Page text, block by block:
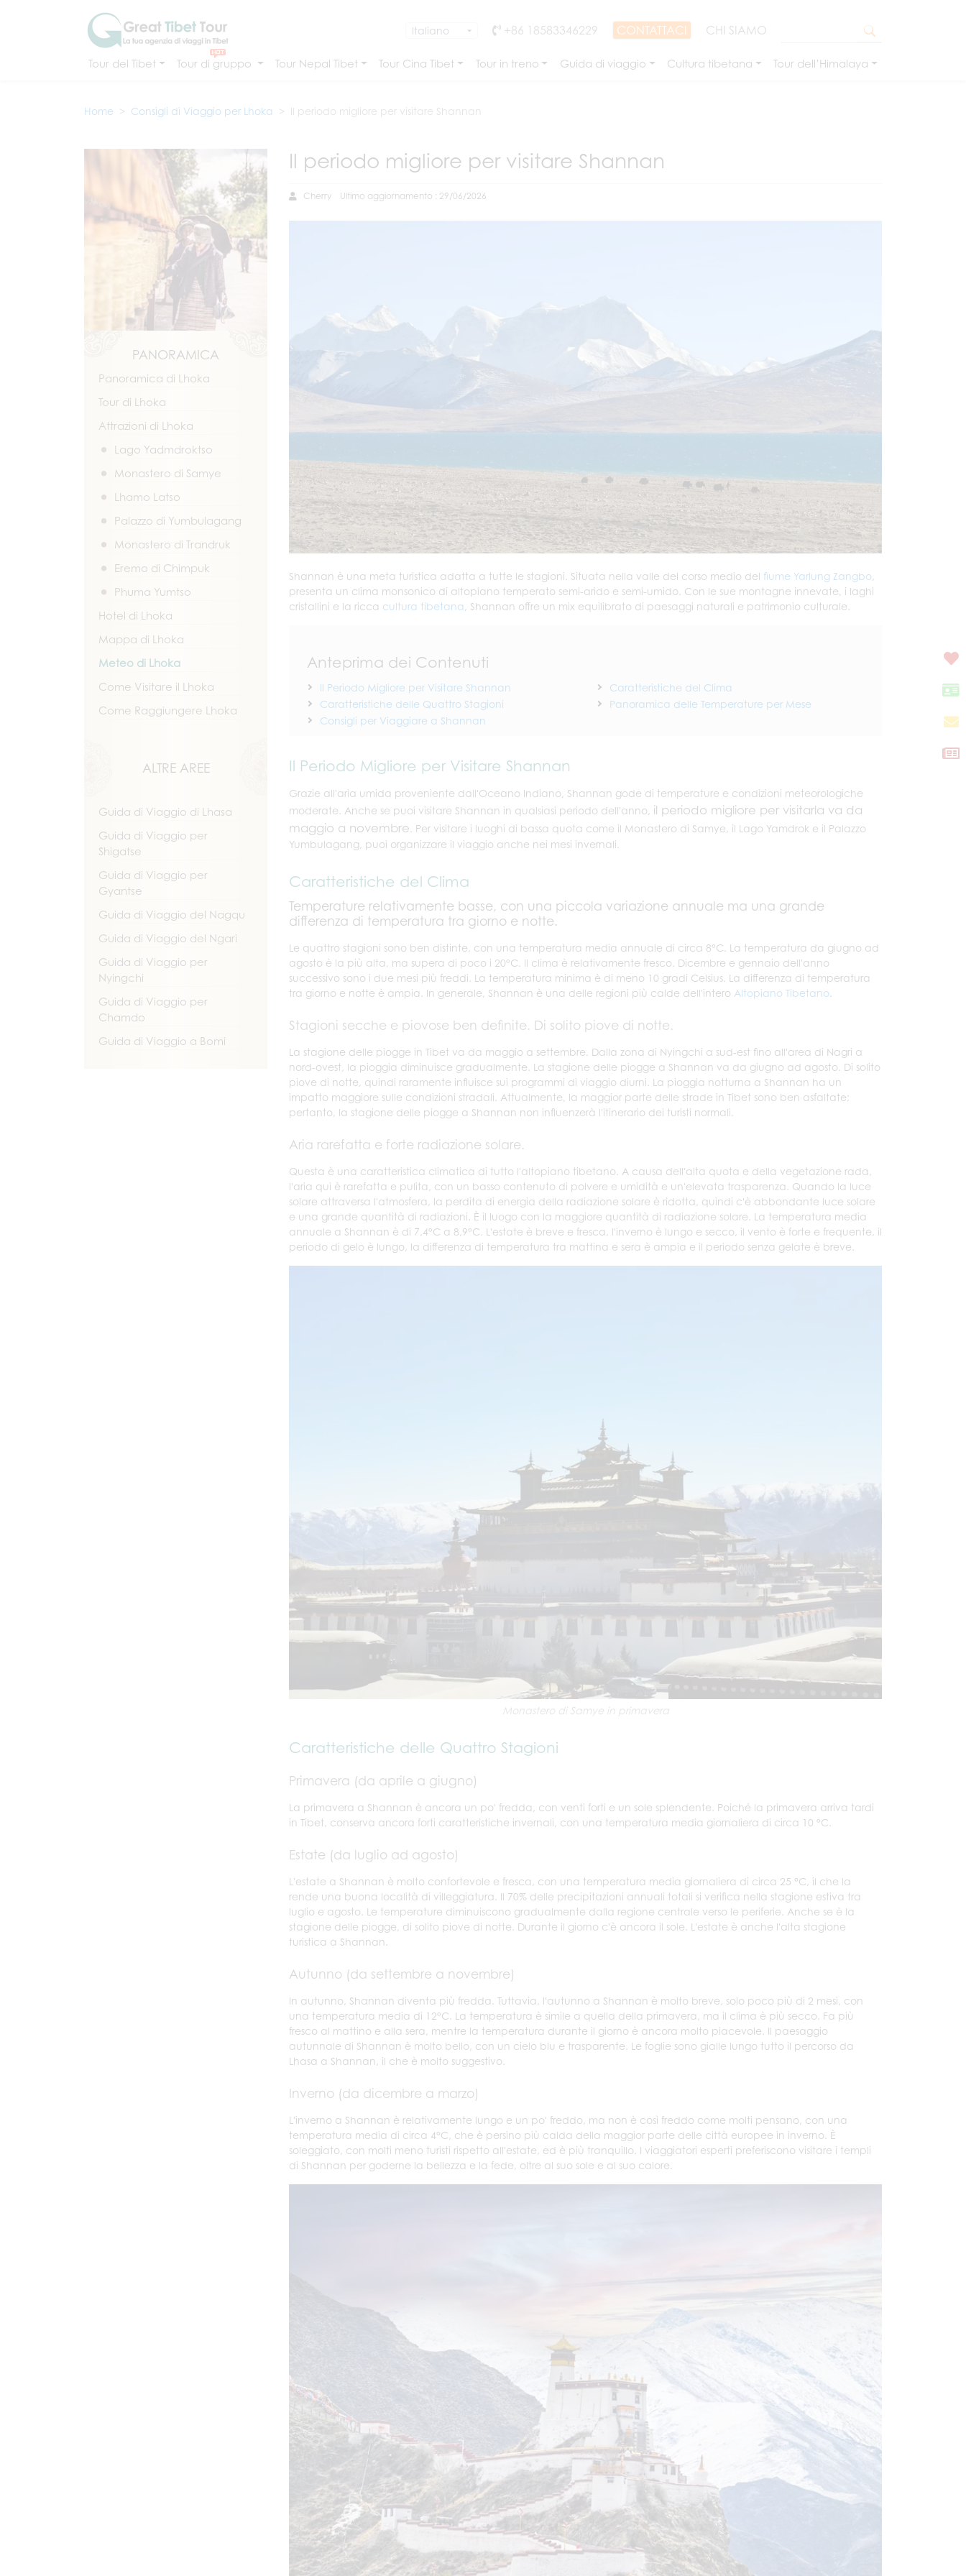
+86 18583346229 CONTATTACI CHI SIAMO
Tour del Tibet Tour di gruppo Tour Nepal Tibet Tour Cina Tibet Tour in treno Guida di viaggio Cultura tibetana Tour dell’Himalaya
Home Consigli di Viaggio per Lhoka Il periodo migliore per visitare Shannan
PANORAMICA
Panoramica di Lhoka
Tour di Lhoka
Attrazioni di Lhoka
Lago Yadmdroktso
Monastero di Samye
Lhamo Latso
Palazzo di Yumbulagang
Monastero di Trandruk
Eremo di Chimpuk
Phuma Yumtso
Hotel di Lhoka
Mappa di Lhoka
Meteo di Lhoka
Come Visitare il Lhoka
Come Raggiungere Lhoka
ALTRE AREE
Guida di Viaggio di Lhasa
Guida di Viaggio per
Shigatse
Guida di Viaggio per
Gyantse
Guida di Viaggio del Nagqu
Guida di Viaggio del Ngari
Guida di Viaggio per
Nyingchi
Guida di Viaggio per
Chamdo
Guida di Viaggio a Bomi
Il periodo migliore per visitare Shannan
Cherry Ultimo aggiornamento : 29/06/2026
Shannan è una meta turistica adatta a tutte le stagioni. Situata nella valle del corso medio del fiume Yarlung Zangbo,
presenta un clima monsonico di altopiano temperato semi-arido e semi-umido. Con le sue montagne innevate, i laghi
cristallini e la ricca cultura tibetana, Shannan offre un mix equilibrato di paesaggi naturali e patrimonio culturale.
Anteprima dei Contenuti
Il Periodo Migliore per Visitare Shannan
Caratteristiche del Clima
Caratteristiche delle Quattro Stagioni
Panoramica delle Temperature per Mese
Consigli per Viaggiare a Shannan
Il Periodo Migliore per Visitare Shannan
Grazie all'aria umida proveniente dall'Oceano Indiano, Shannan gode di temperature e condizioni meteorologiche
moderate. Anche se puoi visitare Shannan in qualsiasi periodo dell'anno, il periodo migliore per visitarla va da
maggio a novembre . Per visitare i luoghi di bassa quota come il Monastero di Samye, il Lago Yamdrok e il Palazzo
Yumbulagang, puoi organizzare il viaggio anche nei mesi invernali.
Caratteristiche del Clima
Temperature relativamente basse, con una piccola variazione annuale ma una grande
differenza di temperatura tra giorno e notte.
Le quattro stagioni sono ben distinte, con una temperatura media annuale di circa 8°C. La temperatura da giugno ad
agosto è la più alta, ma supera di poco i 20°C. Il clima è relativamente fresco. Dicembre e gennaio dell'anno
successivo sono i due mesi più freddi. La temperatura minima è di meno 10 gradi Celsius. La differenza di temperatura
tra giorno e notte è ampia. In generale, Shannan è una delle regioni più calde dell'intero Altopiano Tibetano
Stagioni secche e piovose ben definite. Di solito piove di notte.
La stagione delle piogge in Tibet va da maggio a settembre. Dalla zona di Nyingchi a sud-est fino all'area di Nagri a
nord-ovest, la pioggia diminuisce gradualmente. La stagione delle piogge a Shannan va da giugno ad agosto. Di solito
piove di notte, quindi raramente influisce sui programmi di viaggio diurni. La pioggia notturna a Shannan ha un
impatto maggiore sulle condizioni stradali. Attualmente, la maggior parte delle strade in Tibet sono ben asfaltate;
pertanto, la stagione delle piogge a Shannan non influenzerà l'itinerario dei turisti normali.
Aria rarefatta e forte radiazione solare.
Questa è una caratteristica climatica di tutto l'altopiano tibetano. A causa dell'alta quota e della vegetazione rada,
l'aria qui è rarefatta e pulita, con un basso contenuto di polvere e umidità e un'elevata trasparenza. Quando la luce
solare attraversa l'atmosfera, la perdita di energia della radiazione solare è ridotta, quindi c'è abbondante luce solare
e una grande quantità di radiazioni. È il luogo con la maggiore quantità di radiazione solare. La temperatura media
annuale a Shannan è di 7,4°C a 8,9°C. L'estate è breve e fresca, l'inverno è lungo e secco, il vento è forte e frequente, il
periodo di gelo è lungo, la differenza di temperatura tra mattina e sera è ampia e il periodo senza gelate è breve.
Monastero di Samye in primavera
Caratteristiche delle Quattro Stagioni
Primavera (da aprile a giugno)
La primavera a Shannan è ancora un po' fredda, con venti forti e un sole splendente. Poiché la primavera arriva tardi
in Tibet, conserva ancora forti caratteristiche invernali, con una temperatura media giornaliera di circa 10 °C.
Estate (da luglio ad agosto)
L'estate a Shannan è molto confortevole e fresca, con una temperatura media giornaliera di circa 25 °C, il che la
rende una buona località di villeggiatura. Il 70% delle precipitazioni annuali totali si verifica nella stagione estiva tra
luglio e agosto. Le temperature diminuiscono gradualmente dalla regione centrale verso le periferie. Anche se è la
stagione delle piogge, di solito piove di notte. Durante il giorno c'è ancora il sole. L'estate è anche l'alta stagione
turistica a Shannan.
Autunno (da settembre a novembre)
In autunno, Shannan diventa più fredda. Tuttavia, l'autunno a Shannan è molto breve, solo poco più di 2 mesi, con
una temperatura media di 12°C. La temperatura è simile a quella della primavera, ma il clima è più secco. Fa più
fresco al mattino e alla sera, mentre la temperatura durante il giorno è ancora molto piacevole. Il paesaggio
autunnale di Shannan è molto bello, con un cielo blu e trasparente. Le foglie sono gialle lungo tutto il percorso da
Lhasa a Shannan, il che è molto suggestivo.
Inverno (da dicembre a marzo)
L'inverno a Shannan è relativamente lungo e un po' freddo, ma non è così freddo come molti pensano, con una
temperatura media di circa 4°C, che è persino più calda della maggior parte delle città europee in inverno. È
soleggiato, con molti meno turisti rispetto all'estate, ed è più tranquillo. I viaggiatori esperti preferiscono visitare i templi
di Shannan per goderne la bellezza e la fede, oltre al suo sole e al suo calore.